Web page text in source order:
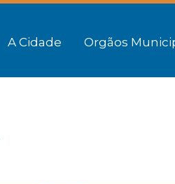
A Cidade Orgãos